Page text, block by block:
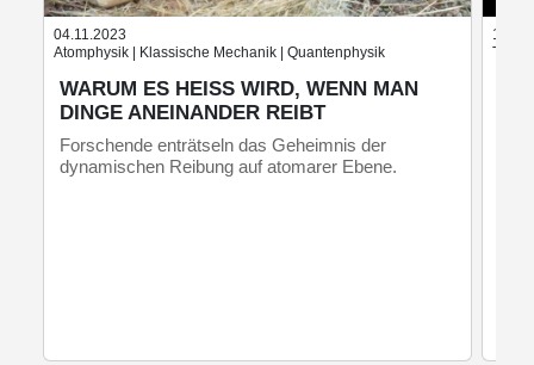
04.11.2023
Atomphysik | Klassische Mechanik | Quantenphysik
WARUM ES HEISS WIRD, WENN MAN D
INGE ANEINANDER REIBT
Forschende enträtseln das Geheimnis der
dynamischen Reibung auf atomarer Ebene.